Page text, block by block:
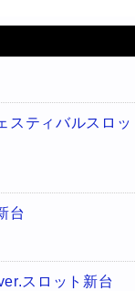
スティバルスロッ
台
スロット新台